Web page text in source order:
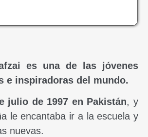
es una de las jóvenes
e inspiradoras del mundo.
julio de 1997 en Pakistán, y
le encantaba ir a la escuela y
nuevas.